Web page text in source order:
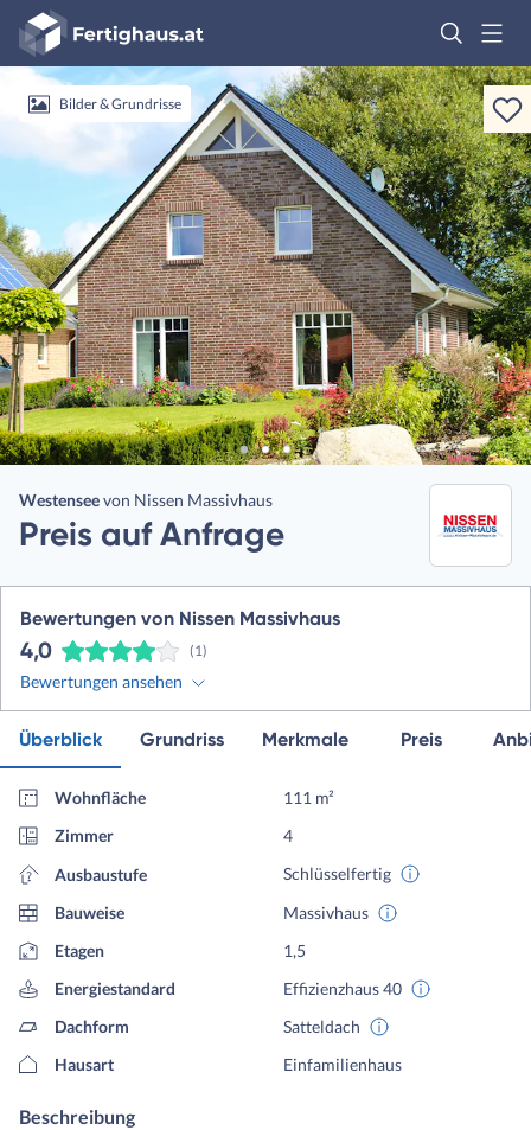
Fertighaus
Logo
AnmeldenBilder & Grundrisse
Westenseevon Nissen Massivhaus
Preis auf Anfrage
Bewertungen von Nissen Massivhaus
4,0 (1)
Bewertungen ansehen
Überblick Grundriss Merkmale Preis
Wohnfläche
111 m²
Zimmer
4
Ausbaustufe
Schlüsselfertig
Bauweise
Massivhaus
Etagen
1,5
Energiestandard
Effizienzhaus 40
Dachform
Satteldach
Hausart
Einfamilienhaus
Beschreibung